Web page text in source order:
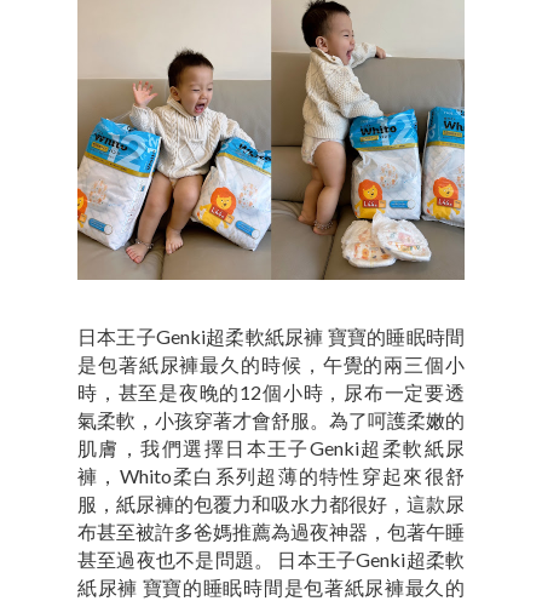
日本王子Genki超柔軟紙尿褲 寶寶的睡眠時間
是包著紙尿褲最久的時候，午覺的兩三個小
時，甚至是夜晚的12個小時，尿布一定要透
氣柔軟，小孩穿著才會舒服。為了呵護柔嫩的
肌膚，我們選擇日本王子Genki超柔軟紙尿
褲，Whito柔白系列超薄的特性穿起來很舒
服，紙尿褲的包覆力和吸水力都很好，這款尿
布甚至被許多爸媽推薦為過夜神器，包著午睡
甚至過夜也不是問題。 日本王子Genki超柔軟
紙尿褲 寶寶的睡眠時間是包著紙尿褲最久的